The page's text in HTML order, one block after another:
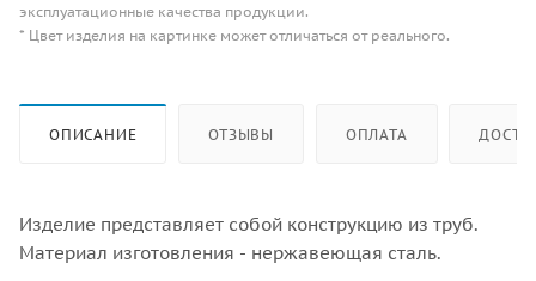
эксплуатационные качества продукции.
* Цвет изделия на картинке может отличаться от реального.
ОПИСАНИЕ ОТЗЫВЫ ОПЛАТА
Изделие представляет собой конструкцию из труб.
Материал изготовления - нержавеющая сталь.